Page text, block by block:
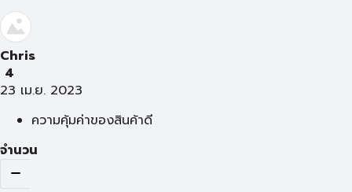
Chris
4
23 เม.ย. 2023
ความคุ้มค่าของสินค้าดี
จำนวน